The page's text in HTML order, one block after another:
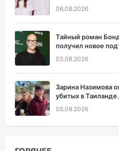
06.08.2026
Тайный роман
получил новое
05.08.2026
Зарина Назимова
убитых в Таиланде
05.08.2026